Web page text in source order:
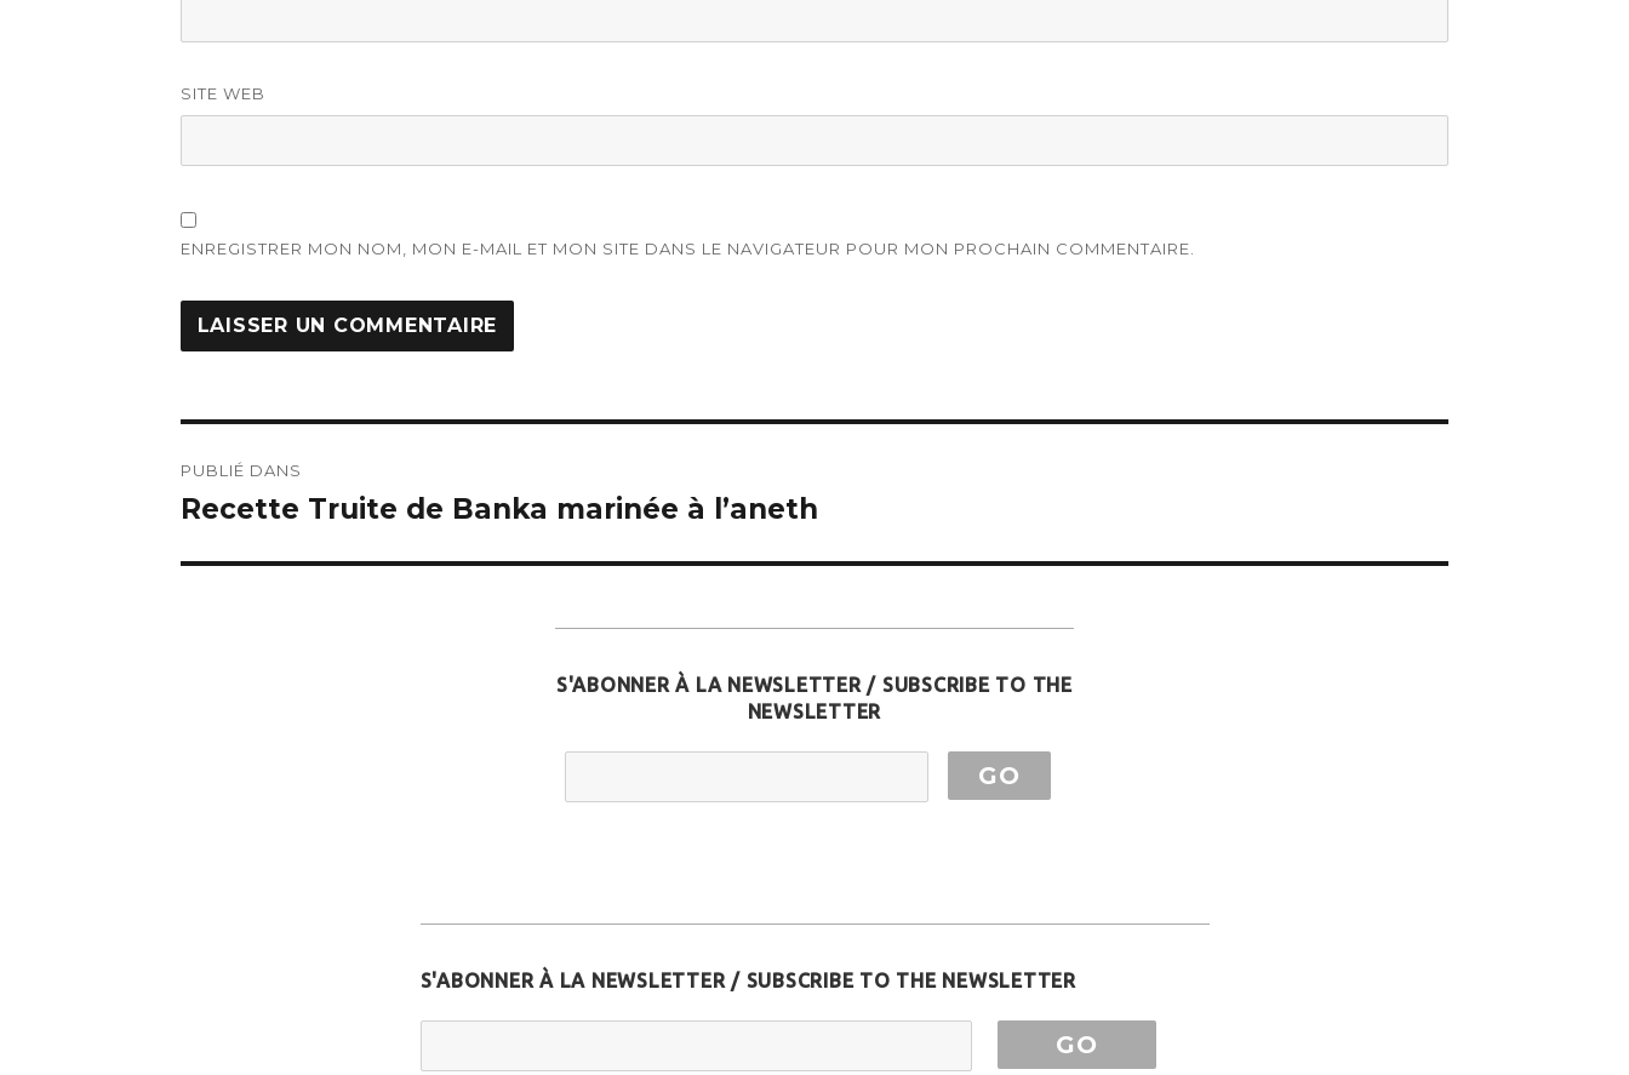
SITE WEB
ENREGISTRER MON NOM, MON E-MAIL ET MON SITE DANS LE NAVIGATEUR POUR MON PROCHAIN COMMENTAIRE.
de
PUBLIÉ DANS
Recette Truite de Banka marinée à l’aneth
S'ABONNER À LA NEWSLETTER / SUBSCRIBE TO THE
NEWSLETTER
EMAIL ADDRESS
S'ABONNER À LA NEWSLETTER / SUBSCRIBE TO THE NEWSLETTER
Email Address